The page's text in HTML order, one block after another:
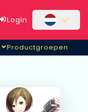
Login
Productgroepen